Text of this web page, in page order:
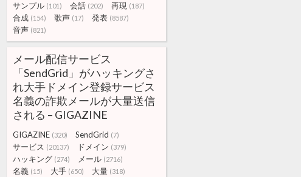
サンプル (101) 会話 (202) 再現 (187)
合成 (154) 歌声 (17) 発表 (8587)
音声 (821)
メール配信サービス
「SendGrid」がハッキングさ
れ大手ドメイン登録サービス
名義の詐欺メールが大量送信
される – GIGAZINE
GIGAZINE (320) SendGrid (7)
サービス (20137) ドメイン (379)
ハッキング (274) メール (2716)
名義 (15) 大手 (650) 大量 (318)